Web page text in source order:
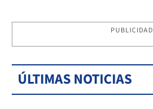
PUBLICIDAD
ÚLTIMAS NOTICIAS